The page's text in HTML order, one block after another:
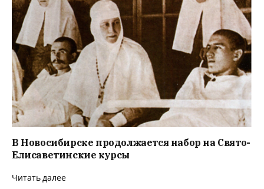
В Новосибирске продолжается набор на Свято-
Елисаветинские курсы
Читать далее